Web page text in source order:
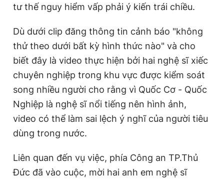
i
e
tư thế nguy hiểm vấp phải ý kiến trái chiều.
Dù dưới clip đăng thông tin cảnh báo "không
thử theo dưới bất kỳ hình thức nào" và cho
biết đây là video thực hiện bởi hai nghệ sĩ xiếc
chuyên nghiệp trong khu vực được kiểm soát
song nhiều người cho rằng vì Quốc Cơ - Quốc
Nghiệp là nghệ sĩ nổi tiếng nên hình ảnh,
video có thể làm sai lệch ý nghĩ của người tiêu
dùng trong nước.
Liên quan đến vụ việc, phía Công an TP.Thủ
Đức đã vào cuộc, mời hai anh em nghệ sĩ